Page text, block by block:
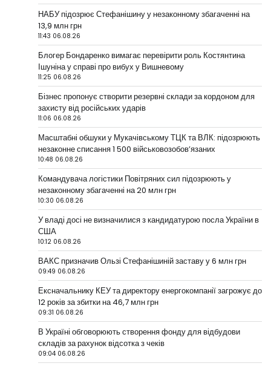
НАБУ підозрює Стефанішину у незаконному збагаченні на
13,9 млн грн
11:43 06.08.26
Блогер Бондаренко вимагає перевірити роль Костянтина
Ішуніна у справі про вибух у Вишневому
11:25 06.08.26
Бізнес пропонує створити резервні склади за кордоном для
захисту від російських ударів
11:06 06.08.26
Масштабні обшуки у Мукачівському ТЦК та ВЛК: підозрюють
незаконне списання 1 500 військовозобов’язаних
10:48 06.08.26
Командувача логістики Повітряних сил підозрюють у
незаконному збагаченні на 20 млн грн
10:30 06.08.26
У владі досі не визначилися з кандидатурою посла України в
США
10:12 06.08.26
ВАКС призначив Ользі Стефанішиній заставу у 6 млн грн
09:49 06.08.26
Ексначальнику КЕУ та директору енергокомпанії загрожує до
12 років за збитки на 46,7 млн грн
09:31 06.08.26
В Україні обговорюють створення фонду для відбудови
складів за рахунок відсотка з чеків
09:04 06.08.26